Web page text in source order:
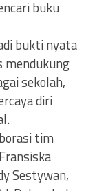
buku
bukti nyata
mendukung
sekolah,
diri
tim
Sestywan,